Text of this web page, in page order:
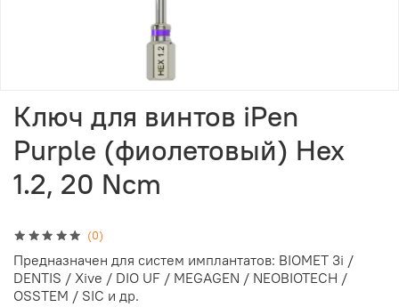
(0)
Ключ для винтов iPen
Purple (фиолетовый) Hex
1.2, 20 Ncm
Предназначен для систем имплантатов: BIOMET 3i /
DENTIS / Xive / DIO UF / MEGAGEN / NEOBIOTECH /
OSSTEM / SIC и др.